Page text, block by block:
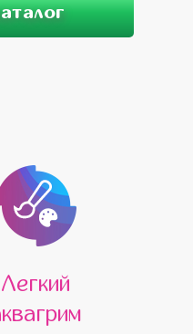
Легкий